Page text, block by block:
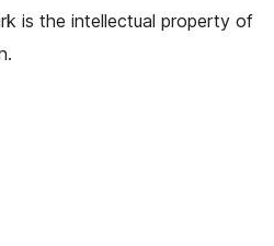
is the intellectual property of